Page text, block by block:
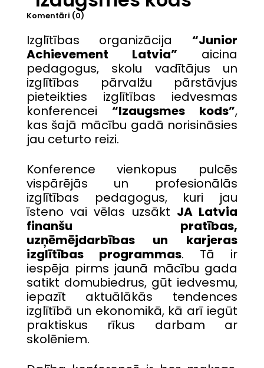
Komentāri (0)
Izglītības organizācija “Junior
Achievement Latvia” aicina
pedagogus, skolu vadītājus un
izglītības pārvalžu pārstāvjus
pieteikties izglītības iedvesmas
konferencei “Izaugsmes kods”,
kas šajā mācību gadā norisināsies
jau ceturto reizi.
Konference vienkopus pulcēs
vispārējās un profesionālās
izglītības pedagogus, kuri jau
īsteno vai vēlas uzsākt JA Latvia
finanšu pratības,
uzņēmējdarbības un karjeras
izglītības programmas. Tā ir
iespēja pirms jaunā mācību gada
satikt domubiedrus, gūt iedvesmu,
iepazīt aktuālākās tendences
izglītībā un ekonomikā, kā arī iegūt
praktiskus rīkus darbam ar
skolēniem.